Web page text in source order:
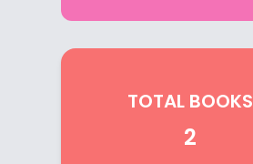
TOTAL BOOKS
2